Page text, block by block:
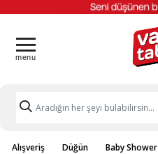
Alışveriş Düğün Baby Shower